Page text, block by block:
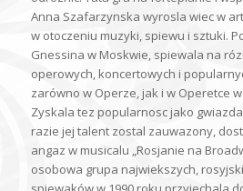
Anna Szafarzynska wyrosla wiec w
w otoczeniu muzyki, spiewu i sztuki.
Gnessina w Moskwie, spiewala na
operowych, koncertowych i
zarówno w Operze, jak i w Operetce
Zyskala tez popularnosc jako
razie jej talent zostal zauwazony,
angaz w musicalu „Rosjanie na
osobowa grupa najwiekszych,